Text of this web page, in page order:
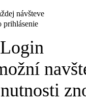
návšteve
prihlásenie